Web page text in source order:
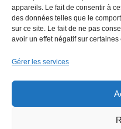
appareils. Le fait de consentir à
des données telles que le
sur ce site. Le fait de ne pas
avoir un effet négatif sur
Gérer les services
Pour
Se